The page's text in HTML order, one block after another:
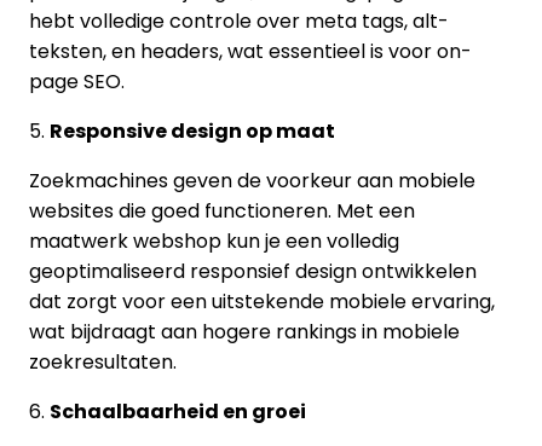
hebt volledige controle over meta tags, alt-
teksten, en headers, wat essentieel is voor on-
page SEO.
5. Responsive design op maat
Zoekmachines geven de voorkeur aan mobiele
websites die goed functioneren. Met een
maatwerk webshop kun je een volledig
geoptimaliseerd responsief design ontwikkelen
dat zorgt voor een uitstekende mobiele ervaring,
wat bijdraagt aan hogere rankings in mobiele
zoekresultaten.
6. Schaalbaarheid en groei